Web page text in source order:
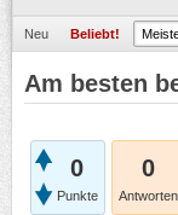
Neu Beliebt!
Am besten
0
Punkte
0
Antworten